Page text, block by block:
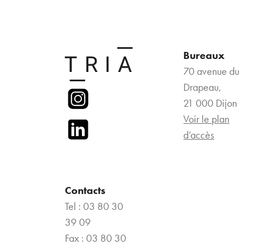
Bureaux
70 avenue du
Drapeau,
21 000 Dijon
Voir le plan
d’accès
Contacts
Tel : 03 80 30
39 09
Fax : 03 80 30